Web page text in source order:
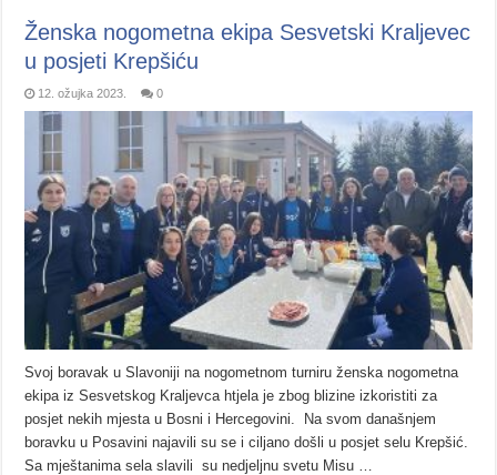
Ženska nogometna ekipa Sesvetski Kraljevec
u posjeti Krepšiću
12. ožujka 2023. 0
Svoj boravak u Slavoniji na nogometnom turniru ženska nogometna
ekipa iz Sesvetskog Kraljevca htjela je zbog blizine izkoristiti za
posjet nekih mjesta u Bosni i Hercegovini. Na svom današnjem
boravku u Posavini najavili su se i ciljano došli u posjet selu Krepšić.
Sa mještanima sela slavili su nedjeljnu svetu Misu …